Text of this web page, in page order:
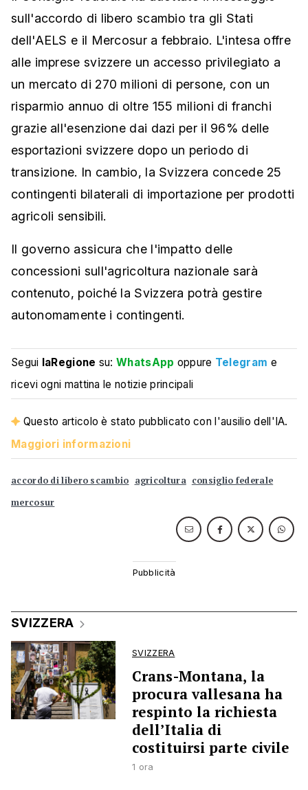
sull'accordo di libero scambio tra gli Stati
dell'AELS e il Mercosur a febbraio. L'intesa offre
alle imprese svizzere un accesso privilegiato a
un mercato di 270 milioni di persone, con un
risparmio annuo di oltre 155 milioni di franchi
grazie all'esenzione dai dazi per il 96% delle
esportazioni svizzere dopo un periodo di
transizione. In cambio, la Svizzera concede 25
contingenti bilaterali di importazione per prodotti
agricoli sensibili.
Il governo assicura che l'impatto delle
concessioni sull'agricoltura nazionale sarà
contenuto, poiché la Svizzera potrà gestire
autonomamente i contingenti.
Segui laRegione su:WhatsApp oppure Telegram e
ricevi ogni mattina le notizie principali
Questo articolo è stato pubblicato con l'ausilio dell'IA.
Maggiori informazioni
accordo di libero scambio agricoltura consiglio federale
mercosur
SVIZZERA
SVIZZERA
Crans-Montana, la
procura vallesana ha
respinto la richiesta
dell’Italia di
costituirsi parte civile
1 ora